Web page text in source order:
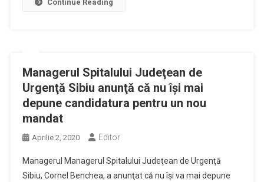
Continue Reading
Managerul Spitalului Judeţean de
Urgenţă Sibiu anunţă că nu îşi mai
depune candidatura pentru un nou
mandat
Aprilie 2, 2020 Editor
Managerul Managerul Spitalului Judeţean de Urgenţă
Sibiu, Cornel Benchea, a anunţat că nu îşi va mai depune